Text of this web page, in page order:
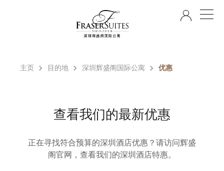
主页 目的地 深圳辉盛阁国际公寓 优惠
查看我们的最新优惠
正在寻找符合预算的深圳酒店优惠？请访问辉盛
阁官网，查看我们的深圳酒店特惠。